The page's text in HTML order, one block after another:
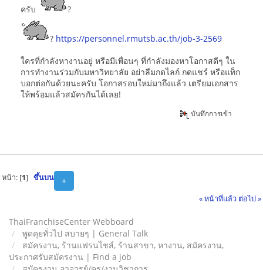
ครับ ?
? https://personnel.rmutsb.ac.th/job-3-2569
ใครที่กำลังหางานอยู่ หรือมีเพื่อนๆ ที่กำลังมองหาโอกาสดีๆ ใน
การทำงานร่วมกับมหาวิทยาลัย อย่าลืมกดไลก์ กดแชร์ หรือแท็ก
บอกต่อกันด้วยนะครับ โอกาสรอบใหม่มาถึงแล้ว เตรียมเอกสาร
ให้พร้อมแล้วสมัครกันได้เลย!
บันทึกการเข้า
+
หน้า: [1] ขึ้นบน
« หน้าที่แล้ว ต่อไป »
ThaiFranchiseCenter Webboard
พูดคุยทั่วไป สบายๆ | General Talk
สมัครงาน, ร้านแฟรนไชส์, ร้านสาขา, หางาน, สมัครงาน,
ประกาศรับสมัครงาน | Find a job